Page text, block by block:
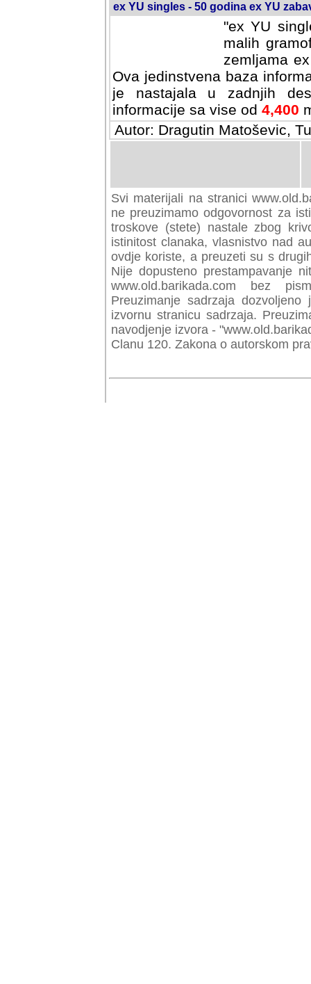
ex YU singles - 50 godina ex YU
"ex YU
malih
zemljama
Ova jedinstvena baza
je nastajala u zadnjih
informacije sa vise od 4,400
Autor: Dragutin Matoševic,
Svi materijali na stranici
preuzimamo odgovornost za
troskove (stete) nastale zbog
istinitost clanaka, vlasnistvo nad
ovdje koriste, a preuzeti su s
Nije dopusteno prestampavanje
www.old.barikada.com bez
Preuzimanje sadrzaja
izvornu stranicu sadrzaja.
navodjenje izvora -
Clanu 120. Zakona o autorskom